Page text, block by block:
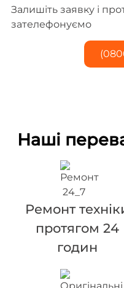
Залишіть заявку і
зателефонуємо
Наші
Ремонт
протягом 24
годин